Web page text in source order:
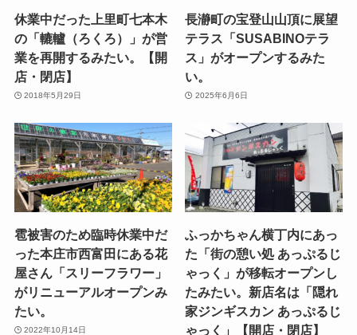
休業中だった上里町七本木
の「轆轤（ろくろ）」が営
業を再開するみたい。【開
店・閉店】
2018年5月29日
長瀞町の宝登山山頂に展望
テラス「SUSABINOテラ
ス」がオープンするみた
い。
2025年6月6日
雹被害のため臨時休業中だ
った本庄市西富田にある花
屋さん「スリーフラワー」
がリニューアルオープンみ
たい。
2022年10月14日
ふっかちゃん横丁内にあっ
た「街の憩い処 あっぷるじ
ゃっく」が移転オープンし
たみたい。新店名は「隠れ
家ジンギスカン あっぷるじ
ゃっく」【開店・閉店】